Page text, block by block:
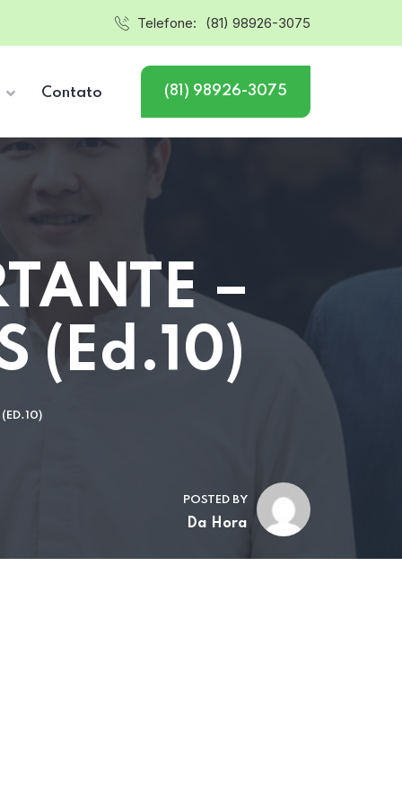
Telefone: (81) 98926-3075
Contato (81) 98926-3075
–
(Ed.10)
POSTED BY
Da Hora